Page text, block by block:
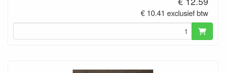
€ 10.41 exclusief btw